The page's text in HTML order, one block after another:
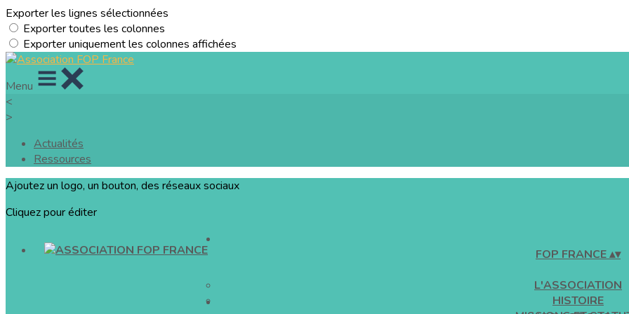
Exporter les lignes sélectionnées
Exporter toutes les colonnes
Exporter uniquement les colonnes affichées
Menu
<
>
Actualités
Ressources
Ajoutez un logo, un bouton, des réseaux sociaux
Cliquez pour éditer
FOP FRANCE▴▾
L'ASSOCIATION
HISTOIRE